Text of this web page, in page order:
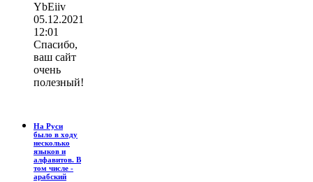
YbEiiv
05.12.2021
12:01
Спасибо,
ваш сайт
очень
полезный!
На Руси
было в ходу
несколько
языков и
алфавитов. В
том числе -
арабский